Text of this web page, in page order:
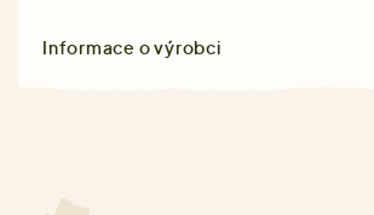
Informace o výrobci